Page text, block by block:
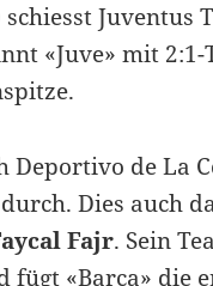
Juventus
«Juve» mit
Deportivo de La
Dies auch
Fajr. Sein
fügt «Barca» die